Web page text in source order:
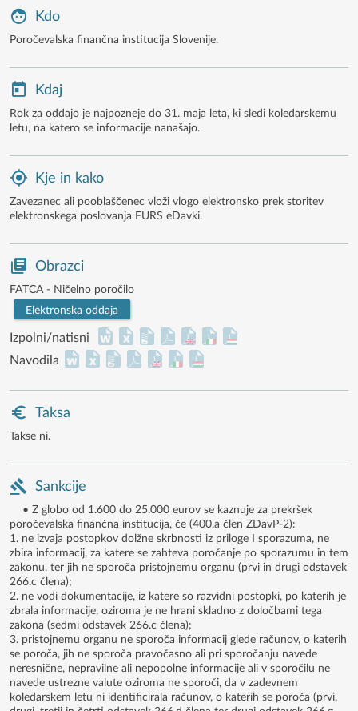
Kdo
Poročevalska finančna institucija Slovenije.
Kdaj
Rok za oddajo je najpozneje do 31. maja leta, ki sledi koledarskemu
letu, na katero se informacije nanašajo.
Kje in kako
Zavezanec ali pooblaščenec vloži vlogo elektronsko prek storitev
elektronskega poslovanja FURS eDavki.
Obrazci
FATCA - Ničelno poročilo
Elektronska oddaja
Izpolni/natisni
Navodila
Taksa
Takse ni.
Sankcije
• Z globo od 1.600 do 25.000 eurov se kaznuje za prekršek
poročevalska finančna institucija, če (400.a člen ZDavP-2):
1. ne izvaja postopkov dolžne skrbnosti iz priloge I sporazuma, ne
zbira informacij, za katere se zahteva poročanje po sporazumu in tem
zakonu, ter jih ne sporoča pristojnemu organu (prvi in drugi odstavek
266.c člena);
2. ne vodi dokumentacije, iz katere so razvidni postopki, po katerih je
zbrala informacije, oziroma je ne hrani skladno z določbami tega
zakona (sedmi odstavek 266.c člena);
3. pristojnemu organu ne sporoča informacij glede računov, o katerih
se poroča, jih ne sporoča pravočasno ali pri sporočanju navede
neresnične, nepravilne ali nepopolne informacije ali v sporočilu ne
navede ustrezne valute oziroma ne sporoči, da v zadevnem
koledarskem letu ni identificirala računov, o katerih se poroča (prvi,